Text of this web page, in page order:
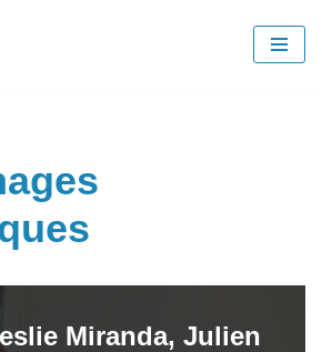
Miranda, Julien